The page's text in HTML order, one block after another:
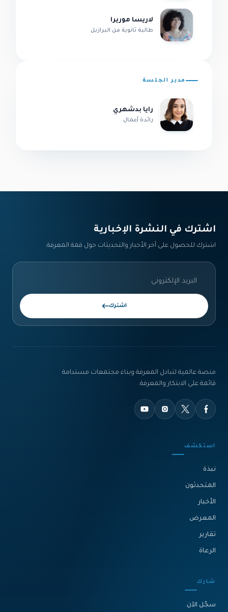
لاريسا موريرا
طالبة ثانوية من البرازيل
مدير الجلسة
رايا بدشهري
رائدة أعمال
اشترك في النشرة الإخبارية‎
اشترك للحصول على آخر الأخبار والتحديثات حول قمة المعرفة.
اشترك
منصة عالمية لتبادل المعرفة وبناء مجتمعات مستدامة
قائمة على الابتكار والمعرفة.
استكشف
نبذة‎
المتحدثون
الأخبار
المعرض
تقارير
الرعاة
شارك
سجّل الآن